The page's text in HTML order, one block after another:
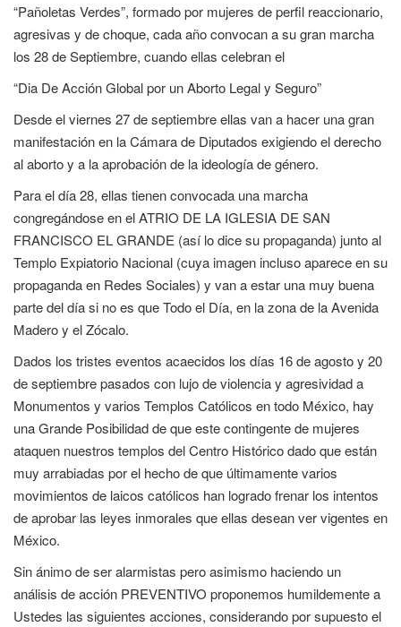
“Pañoletas Verdes”, formado por mujeres de perfil reaccionario,
agresivas y de choque, cada año convocan a su gran marcha
los 28 de Septiembre, cuando ellas celebran el
“Dia De Acción Global por un Aborto Legal y Seguro”
Desde el viernes 27 de septiembre ellas van a hacer una gran
manifestación en la Cámara de Diputados exigiendo el derecho
al aborto y a la aprobación de la ideología de género.
Para el día 28, ellas tienen convocada una marcha
congregándose en el ATRIO DE LA IGLESIA DE SAN
FRANCISCO EL GRANDE (así lo dice su propaganda) junto al
Templo Expiatorio Nacional (cuya imagen incluso aparece en su
propaganda en Redes Sociales) y van a estar una muy buena
parte del día si no es que Todo el Día, en la zona de la Avenida
Madero y el Zócalo.
Dados los tristes eventos acaecidos los días 16 de agosto y 20
de septiembre pasados con lujo de violencia y agresividad a
Monumentos y varios Templos Católicos en todo México, hay
una Grande Posibilidad de que este contingente de mujeres
ataquen nuestros templos del Centro Histórico dado que están
muy arrabiadas por el hecho de que últimamente varios
movimientos de laicos católicos han logrado frenar los intentos
de aprobar las leyes inmorales que ellas desean ver vigentes en
México.
Sin ánimo de ser alarmistas pero asimismo haciendo un
análisis de acción PREVENTIVO proponemos humildemente a
Ustedes las siguientes acciones, considerando por supuesto el